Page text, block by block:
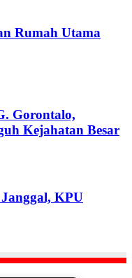
Rumah Utama
Gorontalo,
Kejahatan Besar
KPU